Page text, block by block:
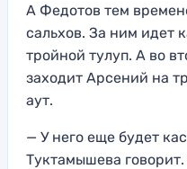
А Федотов тем
сальхов. За ним идет
тройной тулуп. А во
заходит Арсений на
аут.
— У него еще будет
Туктамышева говорит.